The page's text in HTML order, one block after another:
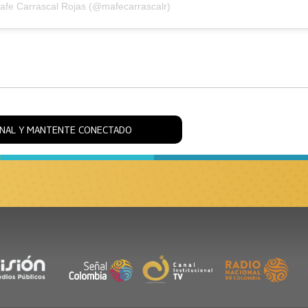
Carrascal Rojas (@mafecarrascalr)
Y MANTENTE CONECTADO